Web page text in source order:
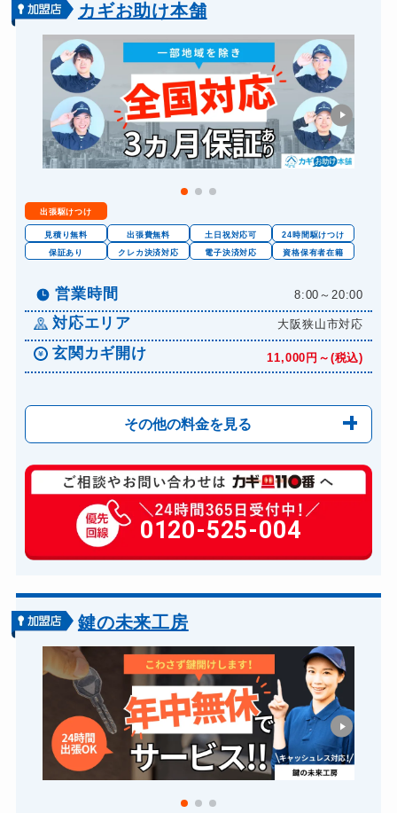
カギお助け本舗
出張駆けつけ
見積り無料 出張費無料 土日祝対応可
24時間駆けつけ
保証あり
クレカ決済対応 電子決済対応 資格保有者在籍
営業時間 8:00～20:00
対応エリア 大阪狭山市対応
玄関カギ開け 11,000円～(税込)
その他の料金を見る
玄関カギ修理 6,600円～(税込)
玄関カギ作成 14,300円～(税込)
玄関カギ交換 14,300円～(税込)
バイクカギ開け
バイクカギ作成 16,500円～(税込)
スーツケースカギ開け 8,800円～(税込)
金庫カギ開け 14,300円～(税込)
金庫カギ交換 11,000円～(税込)
ロッカーカギ開け 8,800円～(税込)
0120-525-004
鍵の未来工房